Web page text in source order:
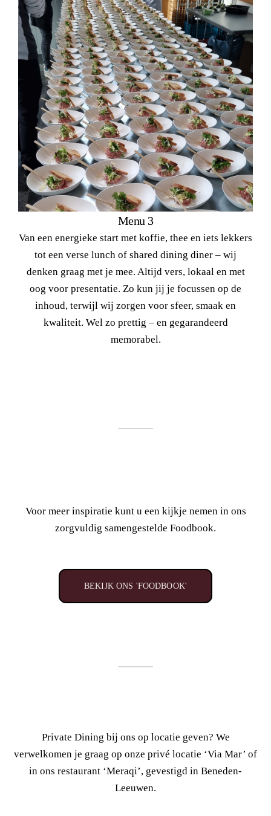
Menu 3
Van een energieke start met koffie, thee en iets lekkers
tot een verse lunch of shared dining diner – wij
denken graag met je mee. Altijd vers, lokaal en met
oog voor presentatie. Zo kun jij je focussen op de
inhoud, terwijl wij zorgen voor sfeer, smaak en
kwaliteit. Wel zo prettig – en gegarandeerd
memorabel.
Voor meer inspiratie kunt u een kijkje nemen in ons
zorgvuldig samengestelde Foodbook.
BEKIJK ONS 'FOODBOOK'
Private Dining bij ons op locatie geven? We
verwelkomen je graag op onze privé locatie ‘Via Mar’ of
in ons restaurant ‘Meraqi’, gevestigd in Beneden-
Leeuwen.